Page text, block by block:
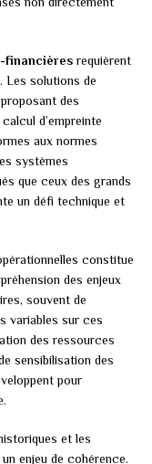
financièresrequièrent
Les solutions de
des
d’empreinte
aux normes
systèmes
que ceux des grands
un défi technique et
constitue
des enjeux
souvent de
variables sur ces
des ressources
sensibilisation des
pour
et les
enjeu de cohérence.